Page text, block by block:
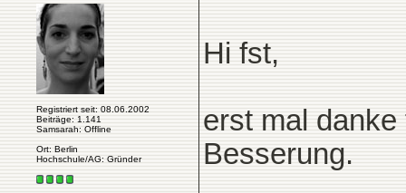
Registriert seit: 08.06.2002
Beiträge: 1.141
Samsarah: Offline
Ort: Berlin
Hochschule/AG: Gründer
Hi fst,
erst mal
Besserung.